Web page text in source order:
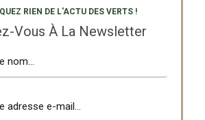
RIEN DE L'ACTU DES VERTS !
Vous À La Newsletter